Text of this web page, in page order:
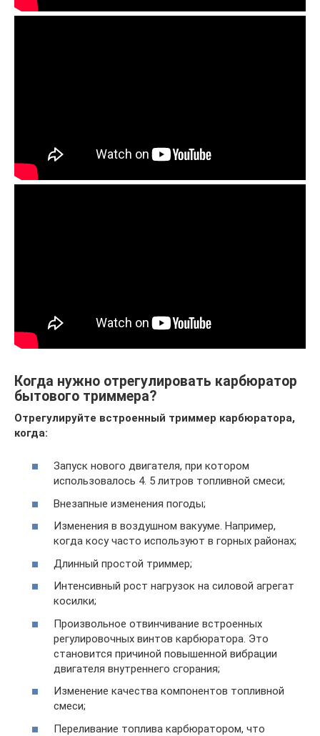
Когда нужно отрегулировать карбюратор
бытового триммера?
Отрегулируйте встроенный триммер карбюратора,
когда:
Запуск нового двигателя, при котором
использовалось 4. 5 литров топливной смеси;
Внезапные изменения погоды;
Изменения в воздушном вакууме. Например,
когда косу часто используют в горных районах;
Длинный простой триммер;
Интенсивный рост нагрузок на силовой агрегат
косилки;
Произвольное отвинчивание встроенных
регулировочных винтов карбюратора. Это
становится причиной повышенной вибрации
двигателя внутреннего сгорания;
Изменение качества компонентов топливной
смеси;
Переливание топлива карбюратором, что